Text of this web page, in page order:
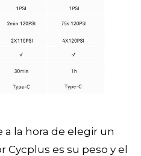
la hora de elegir un
es su peso y el